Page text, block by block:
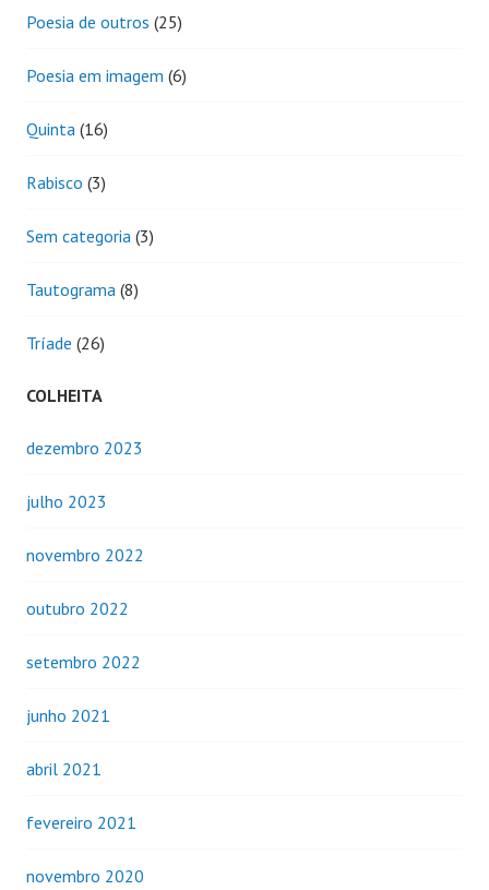
Poesia de outros (25)
Poesia em imagem (6)
Quinta (16)
Rabisco (3)
Sem categoria (3)
Tautograma (8)
Tríade (26)
COLHEITA
dezembro 2023
julho 2023
novembro 2022
outubro 2022
setembro 2022
junho 2021
abril 2021
fevereiro 2021
novembro 2020